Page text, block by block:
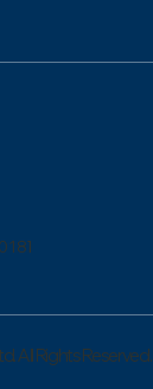
1
All Rights Reserved.